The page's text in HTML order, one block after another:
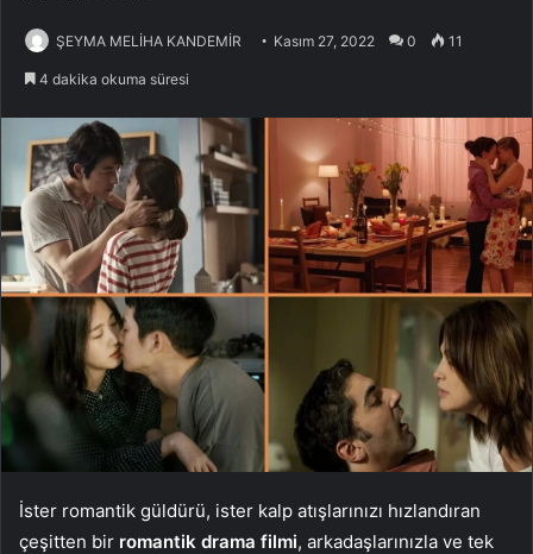
ŞEYMA MELİHA KANDEMİR Kasım 27, 2022 0 11
4 dakika okuma süresi
İster romantik güldürü, ister kalp atışlarınızı hızlandıran
çeşitten bir romantik drama filmi, arkadaşlarınızla ve tek